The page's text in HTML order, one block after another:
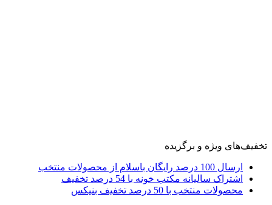
تخفیف‌های ویژه و برگزیده
ارسال 100 درصد رایگان باسلام از محصولات منتخب
اشتراک سالیانه مکتب خونه با 54 درصد تخفیف
محصولات منتخب با 50 درصد تخفیف بنیکس